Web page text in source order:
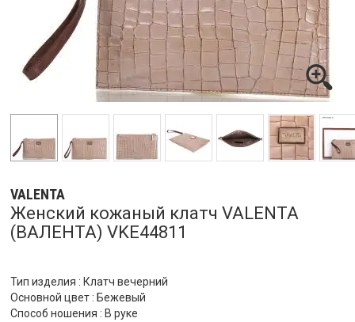
VALENTA
Женский кожаный клатч VALENTA
(ВАЛЕНТА) VKE44811
Тип изделия : Клатч вечерний
Основной цвет : Бежевый
Способ ношения : В руке